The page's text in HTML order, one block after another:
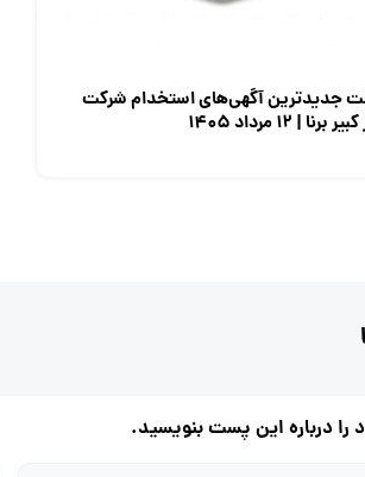
جدیدترین آگهی‌های استخدام شرکت
برنا | ۱۲ مرداد ۱۴۰۵
را درباره این پست بنویسید.